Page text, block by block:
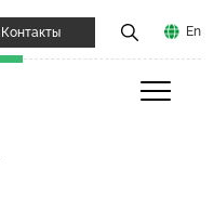
Контакты En